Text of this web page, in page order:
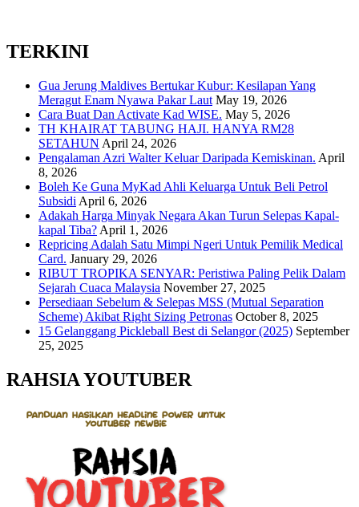
TERKINI
Gua Jerung Maldives Bertukar Kubur: Kesilapan Yang
Meragut Enam Nyawa Pakar Laut May 19, 2026
Cara Buat Dan Activate Kad WISE. May 5, 2026
TH KHAIRAT TABUNG HAJI. HANYA RM28
SETAHUN April 24, 2026
Pengalaman Azri Walter Keluar Daripada Kemiskinan. April
8, 2026
Boleh Ke Guna MyKad Ahli Keluarga Untuk Beli Petrol
Subsidi April 6, 2026
Adakah Harga Minyak Negara Akan Turun Selepas Kapal-
kapal Tiba? April 1, 2026
Repricing Adalah Satu Mimpi Ngeri Untuk Pemilik Medical
Card. January 29, 2026
RIBUT TROPIKA SENYAR: Peristiwa Paling Pelik Dalam
Sejarah Cuaca Malaysia November 27, 2025
Persediaan Sebelum & Selepas MSS (Mutual Separation
Scheme) Akibat Right Sizing Petronas October 8, 2025
15 Gelanggang Pickleball Best di Selangor (2025) September
25, 2025
RAHSIA YOUTUBER